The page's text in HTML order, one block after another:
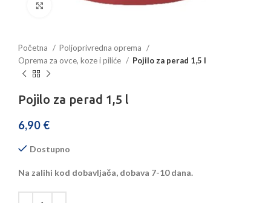
Povećajte sliku
Početna
Poljoprivredna oprema
Oprema za ovce, koze i piliće
Pojilo za perad 1,5 l
Pojilo za perad 1,5 l
6,90 €
Dostupno
Na zalihi kod dobavljača, dobava 7-10 dana.